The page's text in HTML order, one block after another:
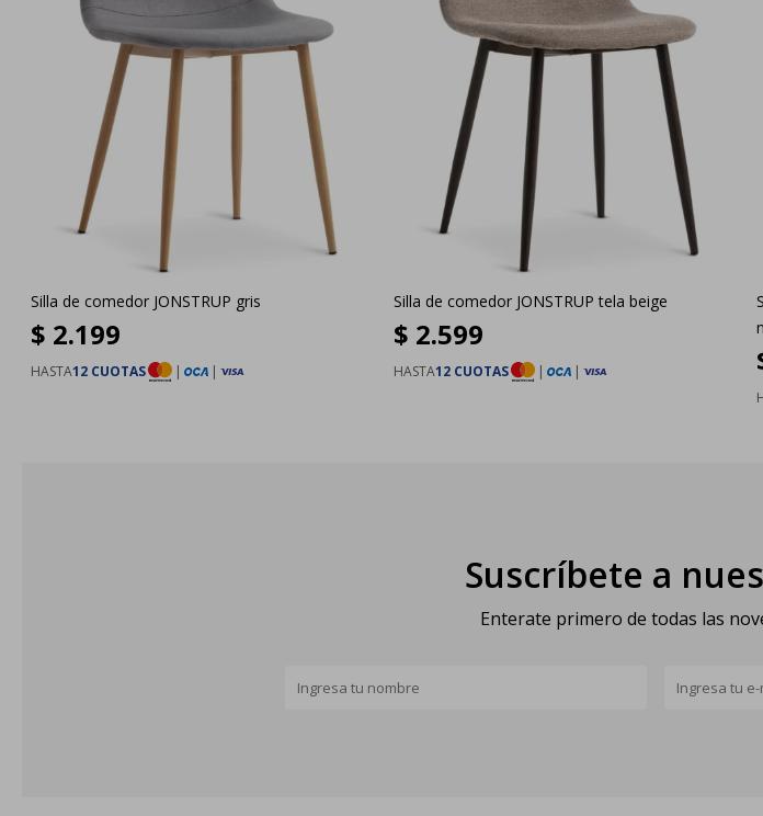
Silla de comedor JONSTRUP gris
$ 2.199
HASTA12 CUOTAS | |
Silla de comedor JONSTRUP tela beige
$ 2.599
HASTA12 CUOTAS | |
Suscríbete a
Enterate primero de todas las